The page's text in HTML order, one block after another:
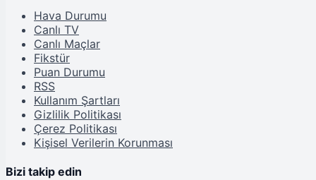
Hava Durumu
Canlı TV
Canlı Maçlar
Fikstür
Puan Durumu
RSS
Kullanım Şartları
Gizlilik Politikası
Çerez Politikası
Kişisel Verilerin Korunması
Bizi takip edin